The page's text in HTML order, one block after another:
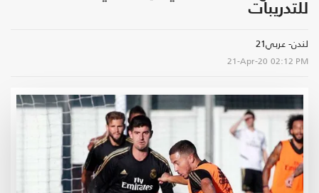
للتدريبات
لندن- عربي21
21-Apr-20 02:12 PM